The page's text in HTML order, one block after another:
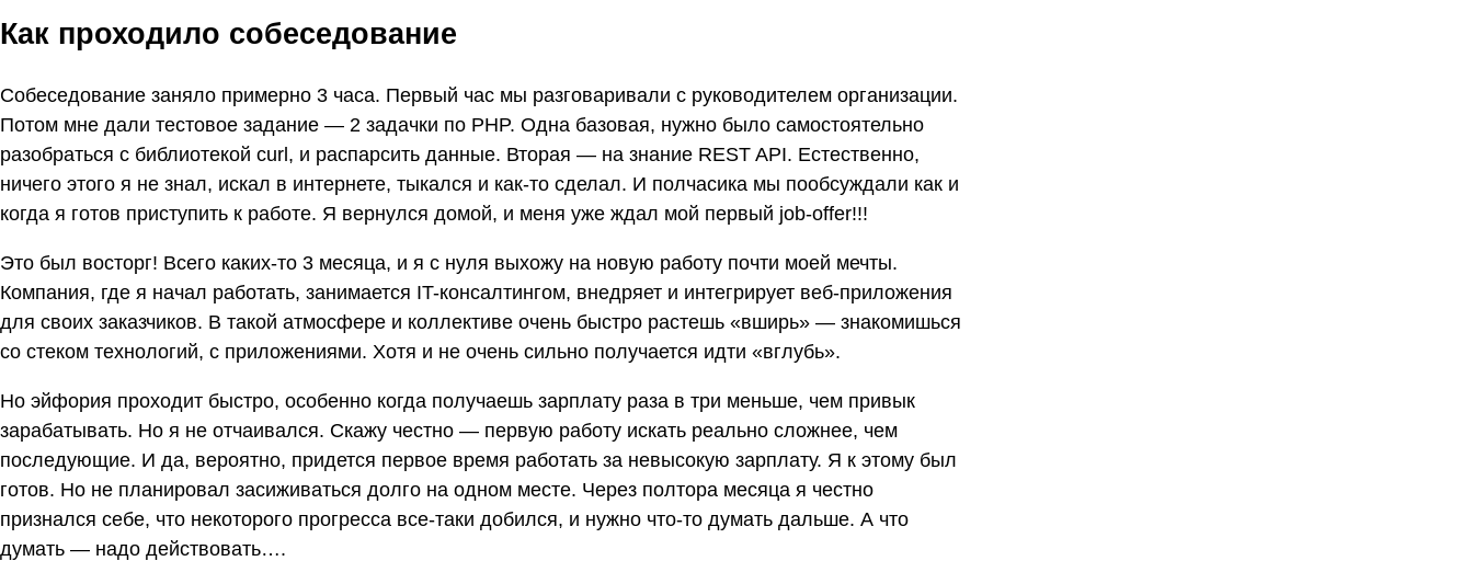
Как проходило собеседование
Собеседование заняло примерно 3 часа. Первый час мы разговаривали с руководителем организации.
Потом мне дали тестовое задание — 2 задачки по PHP. Одна базовая, нужно было самостоятельно
разобраться с библиотекой curl, и распарсить данные. Вторая — на знание REST API. Естественно,
ничего этого я не знал, искал в интернете, тыкался и как-то сделал. И полчасика мы пообсуждали как и
когда я готов приступить к работе. Я вернулся домой, и меня уже ждал мой первый job-offer!!!
Это был восторг! Всего каких-то 3 месяца, и я с нуля выхожу на новую работу почти моей мечты.
Компания, где я начал работать, занимается IT-консалтингом, внедряет и интегрирует веб-приложения
для своих заказчиков. В такой атмосфере и коллективе очень быстро растешь «вширь» — знакомишься
со стеком технологий, с приложениями. Хотя и не очень сильно получается идти «вглубь».
Но эйфория проходит быстро, особенно когда получаешь зарплату раза в три меньше, чем привык
зарабатывать. Но я не отчаивался. Скажу честно — первую работу искать реально сложнее, чем
последующие. И да, вероятно, придется первое время работать за невысокую зарплату. Я к этому был
готов. Но не планировал засиживаться долго на одном месте. Через полтора месяца я честно
признался себе, что некоторого прогресса все-таки добился, и нужно что-то думать дальше. А что
думать — надо действовать….